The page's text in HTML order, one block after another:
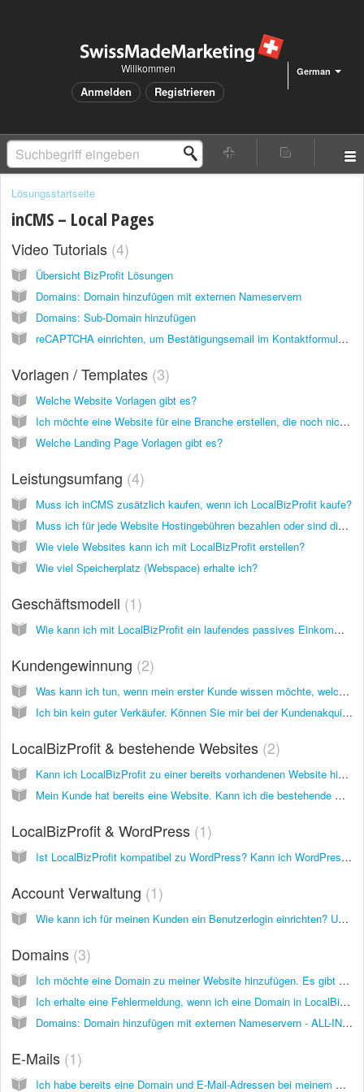
German
Willkommen
Anmelden Registrieren
Lösungsstartseite
inCMS – Local Pages
Video Tutorials 4
Übersicht BizProfit Lösungen
Domains: Domain hinzufügen mit externen Nameservern
Domains: Sub-Domain hinzufügen
reCAPTCHA einrichten, um Bestätigungsemail im Kontaktformular zu aktivieren
Vorlagen / Templates 3
Welche Website Vorlagen gibt es?
Ich möchte eine Website für eine Branche erstellen, die noch nicht von euren Vorlagen abgedeckt ist. Wie gehe ich am besten vor?
Welche Landing Page Vorlagen gibt es?
Leistungsumfang 4
Muss ich inCMS zusätzlich kaufen, wenn ich LocalBizProfit kaufe?
Muss ich für jede Website Hostingebühren bezahlen oder sind diese in LocalBizProfit inbegriffen?
Wie viele Websites kann ich mit LocalBizProfit erstellen?
Wie viel Speicherplatz (Webspace) erhalte ich?
Geschäftsmodell 1
Wie kann ich mit LocalBizProfit ein laufendes passives Einkommen generieren? Ist es nicht so, dass die Kunden nur einmalig für die Erstellung ihrer Website zahlen?
Kundengewinnung 2
Was kann ich tun, wenn mein erster Kunde wissen möchte, welche Erfahrungen ich im Bereich Webdesign habe und Referenzen bzw. Beispielseiten sehen möchte, die ich erstellt habe? Was kann ich ihm sagen?
Ich bin kein guter Verkäufer. Können Sie mir bei der Kundenakquise helfen?
LocalBizProfit & bestehende Websites 2
Kann ich LocalBizProfit zu einer bereits vorhandenen Website hinzufügen?
Mein Kunde hat bereits eine Website. Kann ich die bestehende Website in LocalBizProfit importieren?
LocalBizProfit & WordPress 1
Ist LocalBizProfit kompatibel zu WordPress? Kann ich WordPress Plugins benutzen? Was ist besser - WordPress oder LocalBizProfit?
Account Verwaltung 1
Wie kann ich für meinen Kunden ein Benutzerlogin einrichten? Und wie lautet der Login-Link?
Domains 3
Ich möchte eine Domain zu meiner Website hinzufügen. Es gibt vier Möglichkeiten. Welche soll ich wählen?
Ich erhalte eine Fehlermeldung, wenn ich eine Domain in LocalBizProfit eingebe. Was ist das Problem?
Domains: Domain hinzufügen mit externen Nameservern - ALL-INKL
E-Mails 1
Ich habe bereits eine Domain und E-Mail-Adressen bei meinem Hoster. Kann ich den E-Mail-Service von meinem Hoster weiter nutzen?